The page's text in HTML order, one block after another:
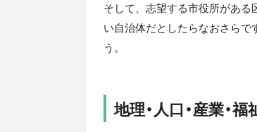
そして、志望する市役所があ
い自治体だとしたらなおさらで
う。
地理・人口・産業・福